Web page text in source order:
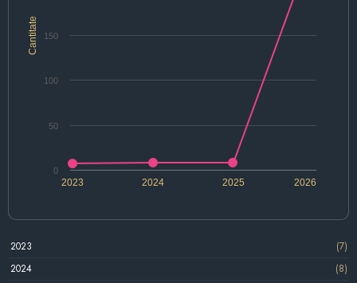
Cantitate
2024 2026
2023 2025
0
50
100
150
2023
(7)
2024
(8)